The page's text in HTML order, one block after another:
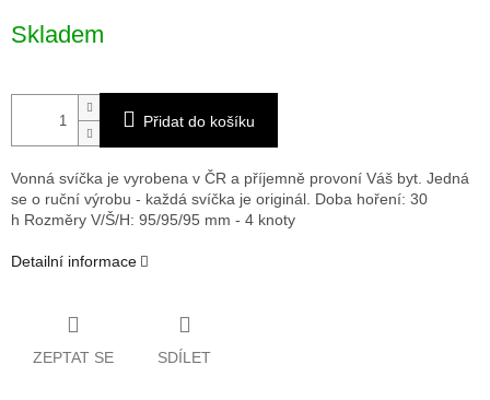
cena:
Skladem
Přidat do košíku
Vonná svíčka je vyrobena v ČR a příjemně provoní Váš byt. Jedná
se o ruční výrobu - každá svíčka je originál. Doba hoření: 30
h Rozměry V/Š/H: 95/95/95 mm - 4 knoty
Detailní informace
ZEPTAT SE SDÍLET